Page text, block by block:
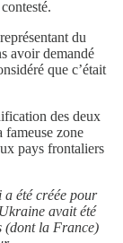
du
avoir demandé
que c’était
des deux
fameuse zone
pays frontaliers
a été créée pour
avait été
(dont la France)